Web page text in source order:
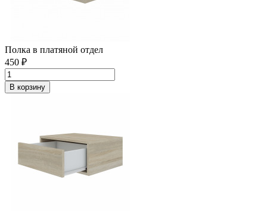
Полка в платяной отдел
450 ₽
В корзину